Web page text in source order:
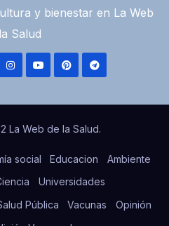
y bienestar en La Web
Salud
La Web de la Salud.
social Educacion
Ambiente
Universidades
Pública Vacunas
Opinión